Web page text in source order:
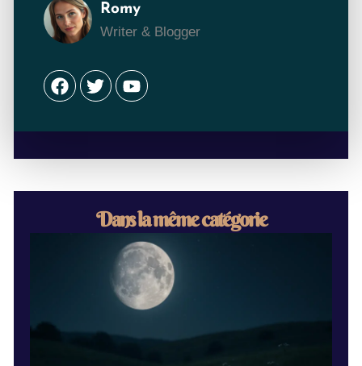
Romy
Writer & Blogger
Facebook
TwitterYoutube
Dans la même catégorie